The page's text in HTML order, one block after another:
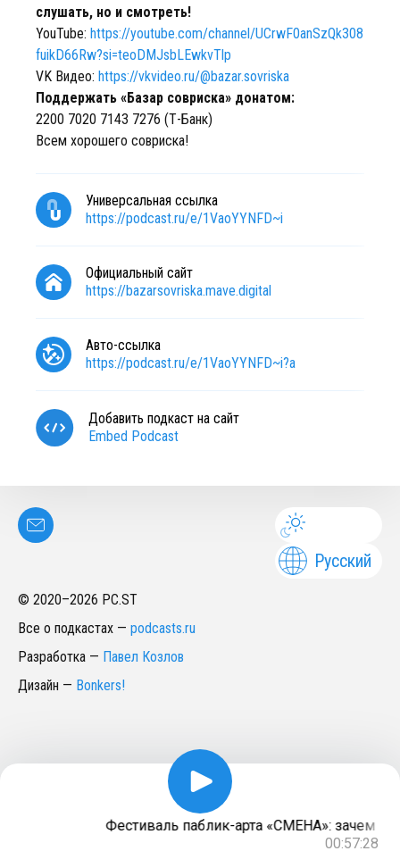
слушать, но и смотреть!
YouTube: https://youtube.com/channel/UCrwF0anSzQk308
fuikD66Rw?si=teoDMJsbLEwkvTlp
VK Видео: https://vkvideo.ru/@bazar.sovriska
Поддержать «Базар совриска» донатом:
2200 7020 7143 7276 (Т-Банк)
Всем хорошего совриска!
Универсальная ссылка
https://podcast.ru/e/1VaoYYNFD~i
Официальный сайт
https://bazarsovriska.mave.digital
Авто-ссылка
https://podcast.ru/e/1VaoYYNFD~i?a
Добавить подкаст на сайт
Embed Podcast
Русский
© 2020–2026 PC.ST
Все о подкастах — podcasts.ru
Разработка — Павел Козлов
Дизайн — Bonkers!
Фестиваль паблик-арта «СМЕНА»: зачем
00:57:28